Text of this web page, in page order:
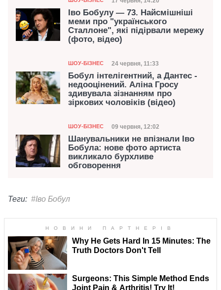
Іво Бобулу — 73. Найсмішніші
меми про "українського
Сталлоне", які підірвали мережу
(фото, відео)
Категорія
ШОУ-БІЗНЕС Дата публікації
24 червня, 11:33
Бобул інтелігентний, а Дантес -
недооцінений. Аліна Гросу
здивувала зізнанням про
зіркових чоловіків (відео)
Категорія
ШОУ-БІЗНЕС Дата публікації
09 червня, 12:02
Шанувальники не впізнали Іво
Бобула: нове фото артиста
викликало бурхливе
обговорення
Теги: #Іво Бобул